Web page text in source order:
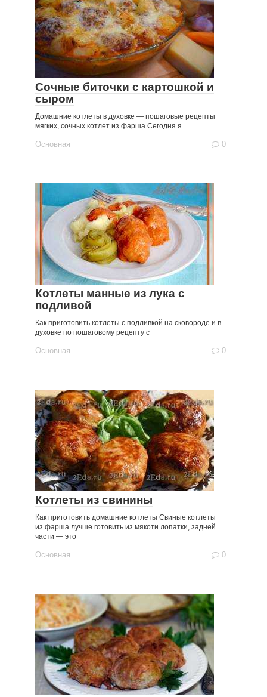
Сочные биточки с картошкой и
сыром
Домашние котлеты в духовке — пошаговые рецепты
мягких, сочных котлет из фарша Сегодня я
Основная 0
Котлеты манные из лука с
подливой
Как приготовить котлеты с подливкой на сковороде и в
духовке по пошаговому рецепту с
Основная 0
Котлеты из свинины
Как приготовить домашние котлеты Свиные котлеты
из фарша лучше готовить из мякоти лопатки, задней
части — это
Основная 0